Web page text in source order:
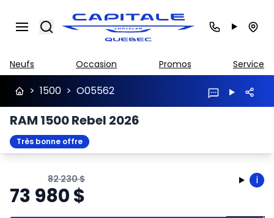
Search
Neufs Occasion Promos Service
> 1500 > O05562
RAM 1500 Rebel 2026
Très bonne offre
82 230$
73 980$
i